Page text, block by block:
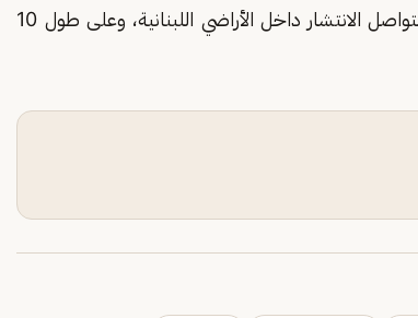
بفصل الملف اللبناني عن الإيراني؛ كما أكدت أن قواتها ستواصل الانتشار داخل الأراضي اللبنانية، وعلى طول 10